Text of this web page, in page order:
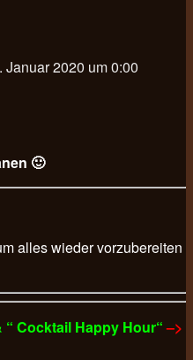
Januar 2020 um 0:00
🙂
alles wieder vorzubereiten
“ Cocktail Happy Hour“–>